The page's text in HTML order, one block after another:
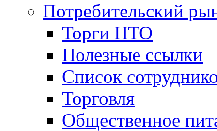
Потребительский
Торги НТО
Полезные ссылки
Список
Торговля
Общественное